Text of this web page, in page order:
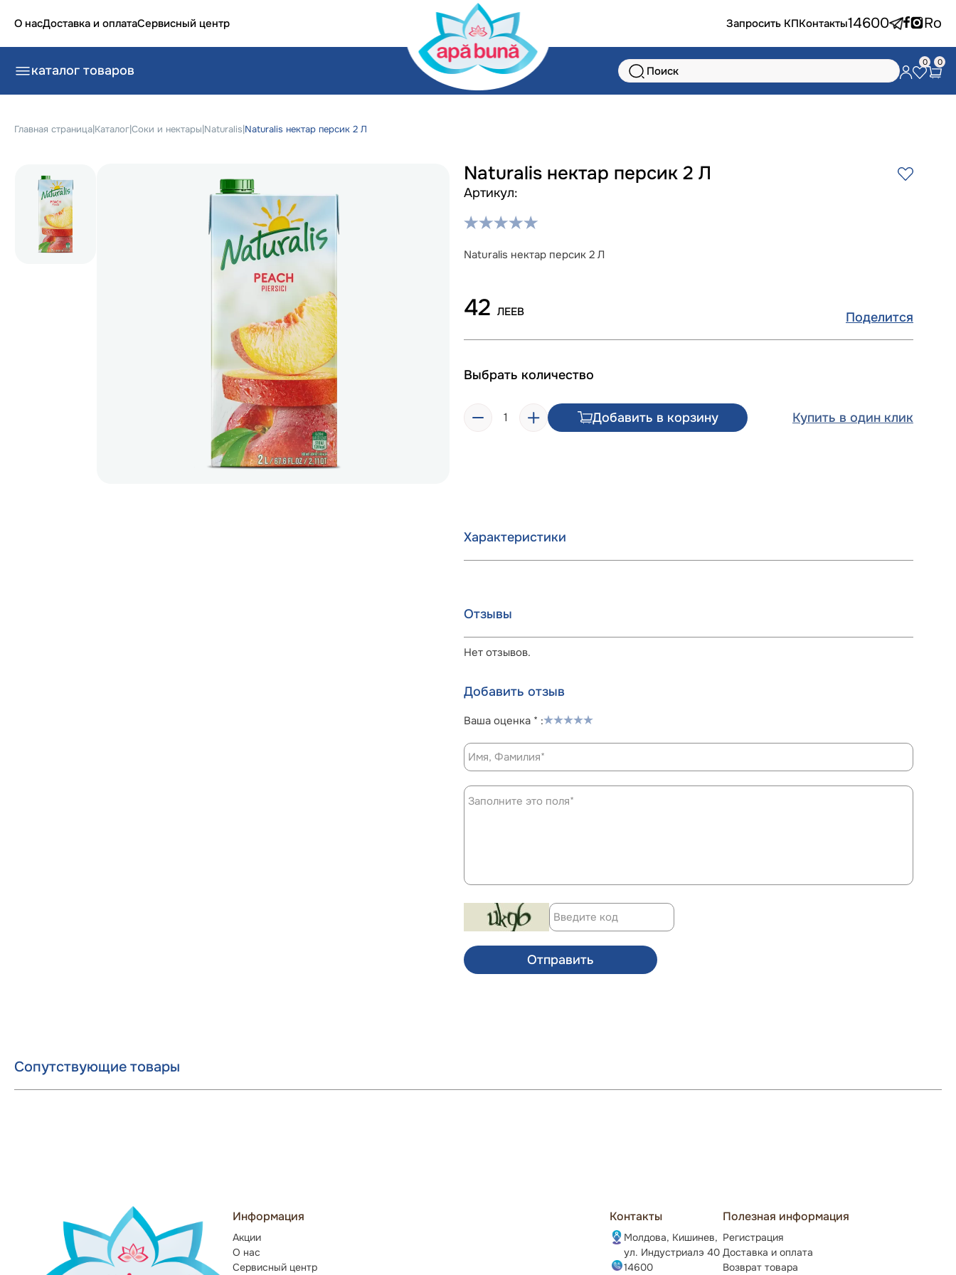
О насДоставка и оплатаСервисный центр Запросить КПКонтакты14600 Ro
каталог товаров
0 0
Главная страница|Каталог|Соки и нектары|Naturalis|Naturalis нектар персик 2 Л
Naturalis нектар персик 2 Л
Артикул:
Naturalis нектар персик 2 Л
42 ЛЕЕВ Поделится
Выбрать количество
Добавить в корзину Купить в один клик
Характеристики
Отзывы
Нет отзывов.
Добавить отзыв
Ваша оценка * :
Отправить
Сопутствующие товары
Информация
Акции
О нас
Сервисный центр
Контакты
Молдова, Кишинев,
ул. Индустриалэ 40
14600
Полезная информация
Регистрация
Доставка и оплата
Возврат товара